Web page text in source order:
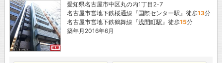
愛知県名古屋市中区丸の内1丁目2-7
名古屋市営地下鉄桜通線『国際センター駅』徒歩13分
名古屋市営地下鉄鶴舞線『浅間町駅』徒歩15分
築年月2016年6月